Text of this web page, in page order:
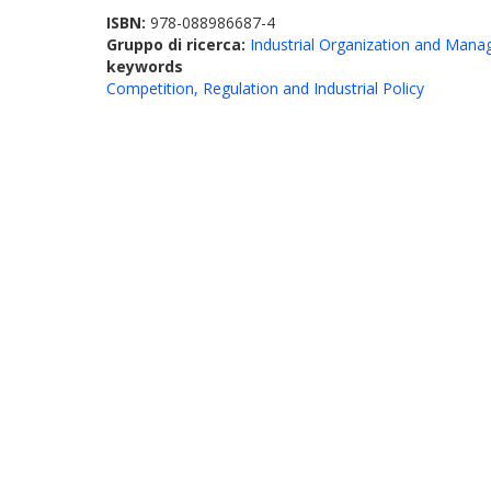
ISBN: 978-088986687-4
Gruppo di ricerca: Industrial Organization and
keywords
Competition, Regulation and Industrial Policy